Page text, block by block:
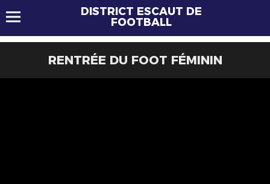
DISTRICT ESCAUT DE
FOOTBALL
RENTRÉE DU FOOT FÉMININ